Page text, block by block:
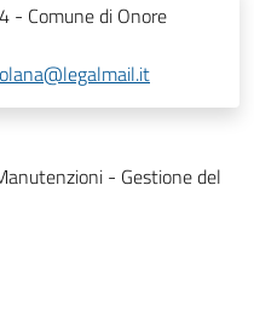
- Comune di Onore
- Gestione del